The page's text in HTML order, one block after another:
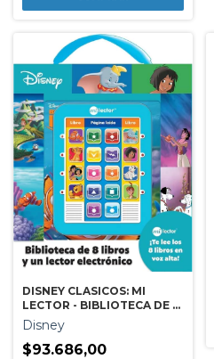
DISNEY CLASICOS: MI
LECTOR - BIBLIOTECA DE 8
LIBROS CON LECTOR
ELECTRONICO
Disney
$93.686,00